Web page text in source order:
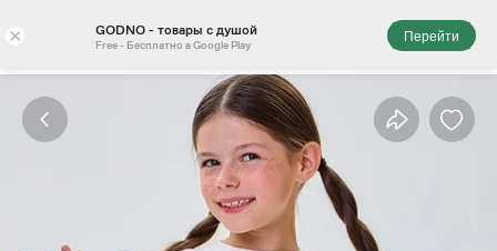
× GODNO - товары с душой
Free - Бесплатно в Google Play
Перейти